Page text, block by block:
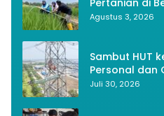
Pertanian di
Panen Tiga
Agustus 3, 2026
Sambut HUT
Personal dan
Instalasi
Juli 30, 2026